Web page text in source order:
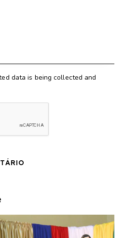
data is being collected and